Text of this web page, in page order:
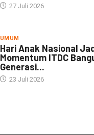
27 Juli 2026
UMUM
Hari Anak Nasional
Momentum ITDC
Generasi...
23 Juli 2026